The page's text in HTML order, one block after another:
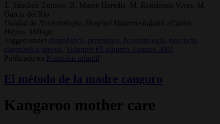
T. Sánchez-Tamayo, R. Maese Heredia, M. Rodríguez-Vives, M.
García del Río
Unidad de Neonatología. Hospital Materno-Infantil «Carlos
Haya». Málaga
Tagged under
diagnóstico, prematuro, Neonatología, docencia,
diagnóstico precoz,
Volumen 65 número 3 marzo 2007
Publicado en
Nutrición infantil
El método de la madre canguro
Kangaroo mother care